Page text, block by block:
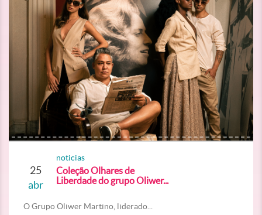
25
abr
noticias
Coleção Olhares de
Liberdade do grupo Oliwer...
O Grupo Oliwer Martino, liderado...